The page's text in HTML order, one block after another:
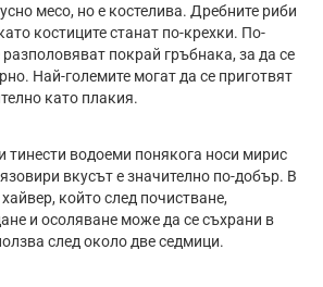
месо, но е костелива. Дребните риби
костиците станат по-крехки. По-
разполовяват покрай гръбнака, за да се
Най-големите могат да се приготвят
като плакия.
тинести водоеми понякога носи мирис
вкусът е значително по-добър. В
който след почистване,
и осоляване може да се съхрани в
след около две седмици.